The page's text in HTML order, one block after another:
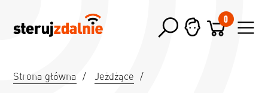
0
Strona główna / Jeżdżące /